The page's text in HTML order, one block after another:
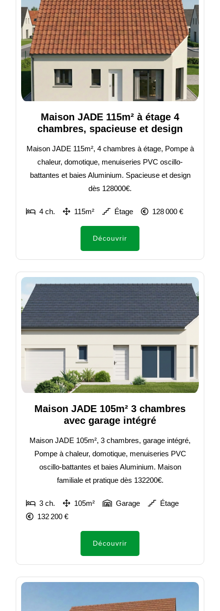
Maison JADE 115m² à étage 4
chambres, spacieuse et design
Maison JADE 115m², 4 chambres à étage, Pompe à
chaleur, domotique, menuiseries PVC oscillo-
battantes et baies Aluminium. Spacieuse et design
dès 128000€.
4 ch. 115m² Étage 128 000 €
Découvrir
Maison JADE 105m² 3 chambres
avec garage intégré
Maison JADE 105m², 3 chambres, garage intégré,
Pompe à chaleur, domotique, menuiseries PVC
oscillo-battantes et baies Aluminium. Maison
familiale et pratique dès 132200€.
3 ch. 105m² Garage
Étage
132 200 €
Découvrir